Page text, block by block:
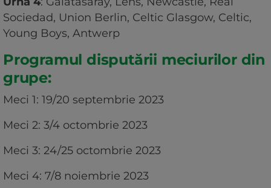
Sociedad, Union Berlin, Celtic Glasgow, Celtic,
Young Boys, Antwerp
Programul disputării meciurilor din
grupe:
Meci 1: 19/20 septembrie 2023
Meci 2: 3/4 octombrie 2023
Meci 3: 24/25 octombrie 2023
Meci 4: 7/8 noiembrie 2023